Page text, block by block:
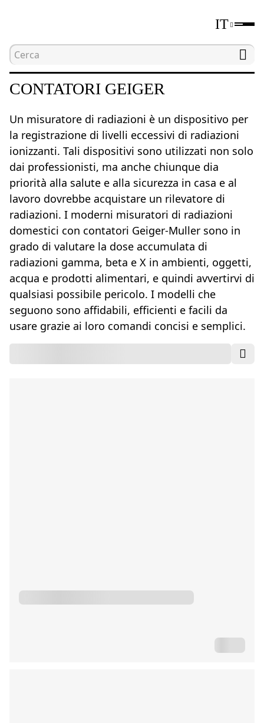
IT
Home
CONTATORI GEIGER
Un misuratore di radiazioni è un dispositivo per
la registrazione di livelli eccessivi di radiazioni
ionizzanti. Tali dispositivi sono utilizzati non solo
dai professionisti, ma anche chiunque dia
priorità alla salute e alla sicurezza in casa e al
lavoro dovrebbe acquistare un rilevatore di
radiazioni. I moderni misuratori di radiazioni
domestici con contatori Geiger-Muller sono in
grado di valutare la dose accumulata di
radiazioni gamma, beta e X in ambienti, oggetti,
acqua e prodotti alimentari, e quindi avvertirvi di
qualsiasi possibile pericolo. I modelli che
seguono sono affidabili, efficienti e facili da
usare grazie ai loro comandi concisi e semplici.